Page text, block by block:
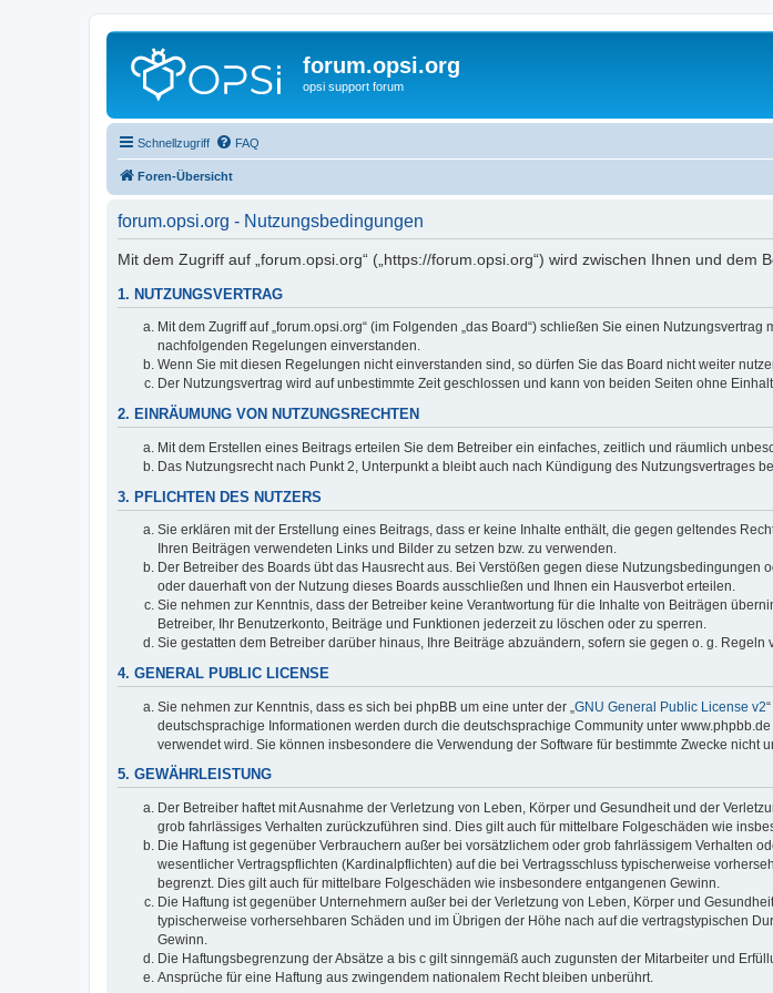
forum.opsi.org
opsi support forum
Schnellzugriff FAQ
Foren-Übersicht
forum.opsi.org - Nutzungsbedingungen
Mit dem Zugriff auf „forum.opsi.org“ („https://forum.opsi.org“) wird zwischen Ihnen und
1. NUTZUNGSVERTRAG
Mit dem Zugriff auf „forum.opsi.org“ (im Folgenden „das Board“) schließen Sie einen
nachfolgenden Regelungen einverstanden.
Wenn Sie mit diesen Regelungen nicht einverstanden sind, so dürfen Sie das Board nicht weiter
Der Nutzungsvertrag wird auf unbestimmte Zeit geschlossen und kann von beiden Seiten ohne
2. EINRÄUMUNG VON NUTZUNGSRECHTEN
Mit dem Erstellen eines Beitrags erteilen Sie dem Betreiber ein einfaches, zeitlich und räumlich
Das Nutzungsrecht nach Punkt 2, Unterpunkt a bleibt auch nach Kündigung des Nutzungsvertrages
3. PFLICHTEN DES NUTZERS
Sie erklären mit der Erstellung eines Beitrags, dass er keine Inhalte enthält, die gegen geltendes
Ihren Beiträgen verwendeten Links und Bilder zu setzen bzw. zu verwenden.
Der Betreiber des Boards übt das Hausrecht aus. Bei Verstößen gegen diese
oder dauerhaft von der Nutzung dieses Boards ausschließen und Ihnen ein Hausverbot erteilen.
Sie nehmen zur Kenntnis, dass der Betreiber keine Verantwortung für die Inhalte von Beiträgen
Betreiber, Ihr Benutzerkonto, Beiträge und Funktionen jederzeit zu löschen oder zu sperren.
Sie gestatten dem Betreiber darüber hinaus, Ihre Beiträge abzuändern, sofern sie gegen o. g.
4. GENERAL PUBLIC LICENSE
Sie nehmen zur Kenntnis, dass es sich bei phpBB um eine unter der „ GNU General Public License v2
deutschsprachige Informationen werden durch die deutschsprachige Community unter
verwendet wird. Sie können insbesondere die Verwendung der Software für bestimmte Zwecke nicht
5. GEWÄHRLEISTUNG
Der Betreiber haftet mit Ausnahme der Verletzung von Leben, Körper und Gesundheit und der
grob fahrlässiges Verhalten zurückzuführen sind. Dies gilt auch für mittelbare Folgeschäden wie
Die Haftung ist gegenüber Verbrauchern außer bei vorsätzlichem oder grob fahrlässigem Verhalten
wesentlicher Vertragspflichten (Kardinalpflichten) auf die bei Vertragsschluss typischerweise
begrenzt. Dies gilt auch für mittelbare Folgeschäden wie insbesondere entgangenen Gewinn.
Die Haftung ist gegenüber Unternehmern außer bei der Verletzung von Leben, Körper und
typischerweise vorhersehbaren Schäden und im Übrigen der Höhe nach auf die vertragstypischen
Gewinn.
Die Haftungsbegrenzung der Absätze a bis c gilt sinngemäß auch zugunsten der Mitarbeiter und
Ansprüche für eine Haftung aus zwingendem nationalem Recht bleiben unberührt.